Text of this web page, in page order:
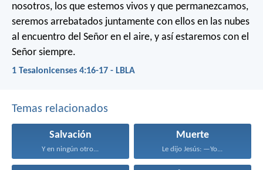
nosotros, los que estemos vivos y que permanezcamos,
seremos arrebatados juntamente con ellos en las nubes
al encuentro del Señor en el aire, y así estaremos con el
Señor siempre.
1 Tesalonicenses 4:16-17 - LBLA
Temas relacionados
Salvación
Y en ningún otro...
Muerte
Le dijo Jesús: —Yo...